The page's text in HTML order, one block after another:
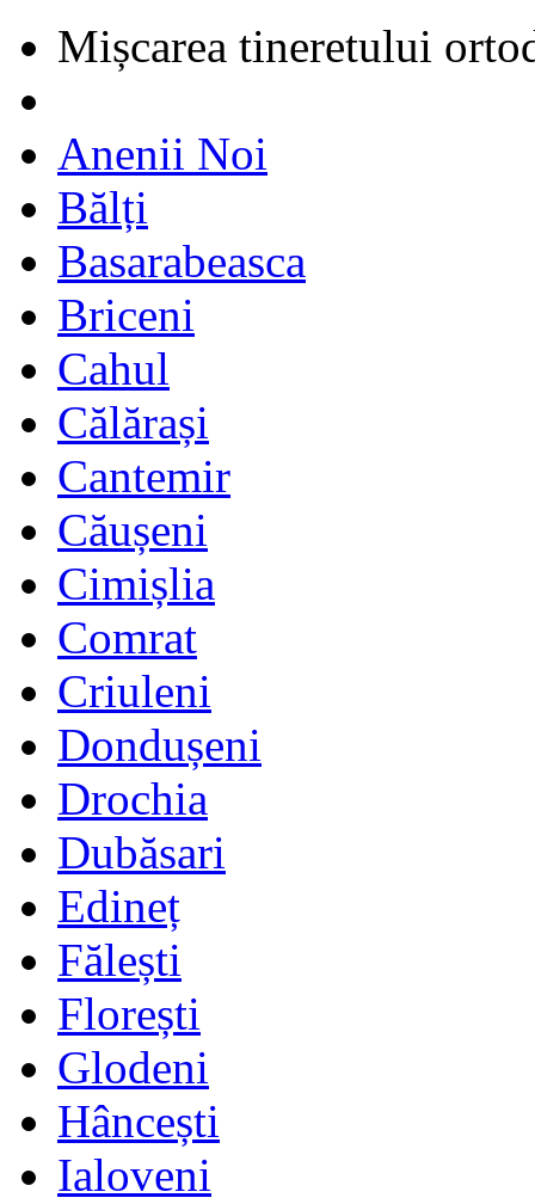
Mișcarea tineretului
Anenii Noi
Bălți
Basarabeasca
Briceni
Cahul
Călărași
Cantemir
Căușeni
Cimișlia
Comrat
Criuleni
Dondușeni
Drochia
Dubăsari
Edineț
Fălești
Florești
Glodeni
Hâncești
Ialoveni